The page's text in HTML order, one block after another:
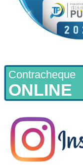
Contracheque
ONLINE